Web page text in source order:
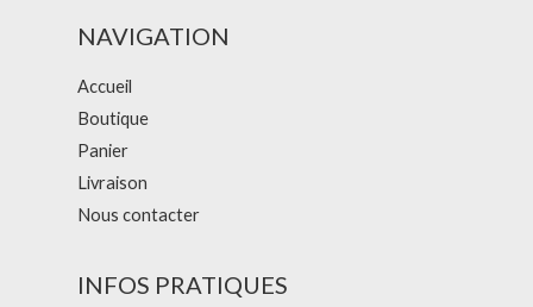
NAVIGATION
Accueil
Boutique
Panier
Livraison
Nous contacter
INFOS PRATIQUES